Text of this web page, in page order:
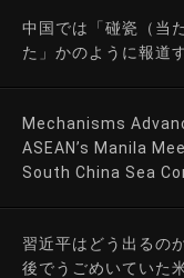
中国では「碰瓷（当
た」かのように報道
Mechanisms
ASEAN’s Manila
South China Sea
習近平はどう出るの
後でうごめいていた